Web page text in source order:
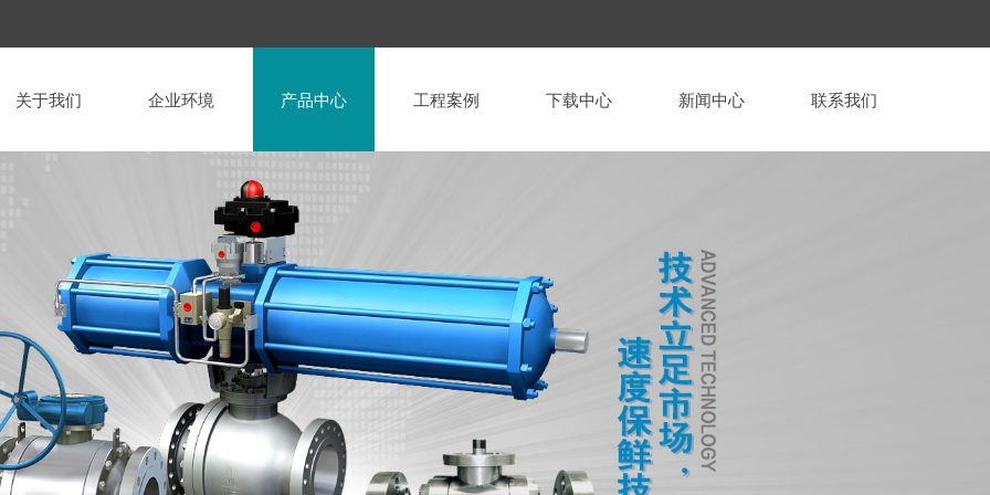
关于我们 企业环境 产品中心 工程案例 下载中心 新闻中心 联系我们